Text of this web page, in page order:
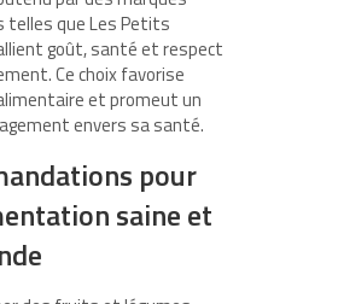
telles que Les Petits
goût, santé et respect
Ce choix favorise
et promeut un
envers sa santé.
pour
saine et